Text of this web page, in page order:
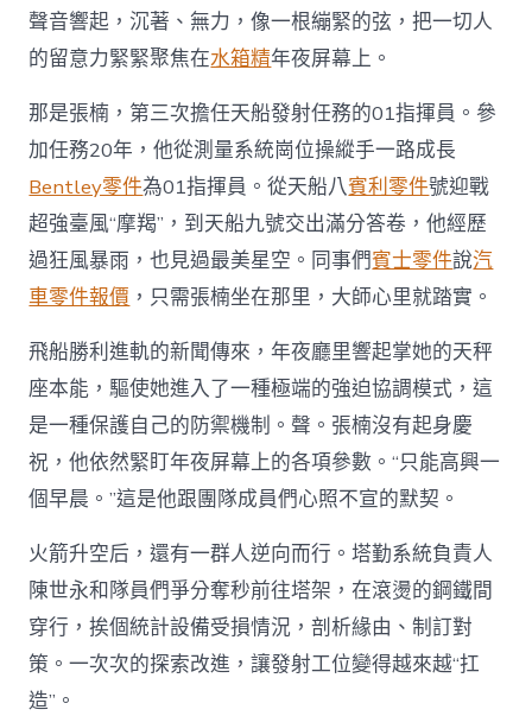
聲音響起，沉著、無力，像一根繃緊的弦，把一切人
的留意力緊緊聚焦在水箱精年夜屏幕上。
那是張楠，第三次擔任天船發射任務的01指揮員。參
加任務20年，他從測量系統崗位操縱手一路成長
Bentley零件為01指揮員。從天船八賓利零件號迎戰
超強臺風“摩羯”，到天船九號交出滿分答卷，他經歷
過狂風暴雨，也見過最美星空。同事們賓士零件說汽
車零件報價 ，只需張楠坐在那里，大師心里就踏實。
飛船勝利進軌的新聞傳來，年夜廳里響起掌她的天秤
座本能，驅使她進入了一種極端的強迫協調模式，這
是一種保護自己的防禦機制。聲。張楠沒有起身慶
祝，他依然緊盯年夜屏幕上的各項參數。“只能高興一
個早晨。”這是他跟團隊成員們心照不宣的默契。
火箭升空后，還有一群人逆向而行。塔勤系統負責人
陳世永和隊員們爭分奪秒前往塔架，在滾燙的鋼鐵間
穿行，挨個統計設備受損情況，剖析緣由、制訂對
策。一次次的探索改進，讓發射工位變得越來越“扛
造”。